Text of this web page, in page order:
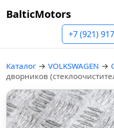
BalticMotors
+7 (921)
Каталог → VOLKSWAGEN →
дворников